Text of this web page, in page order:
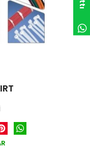
Pinterest